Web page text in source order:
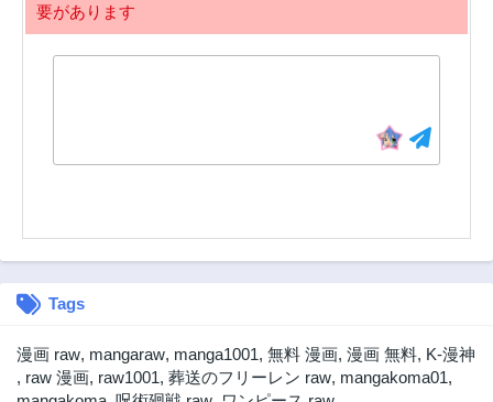
第170話
3年前 3年前
第160話
第158話
3年前
第157話
3年前
要があります
Tags
漫画 raw, mangaraw, manga1001, 無料 漫画, 漫画 無料, K-漫神
, raw 漫画, raw1001, 葬送のフリーレン raw, mangakoma01,